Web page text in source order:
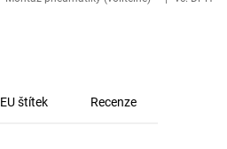
EU štítek Recenze